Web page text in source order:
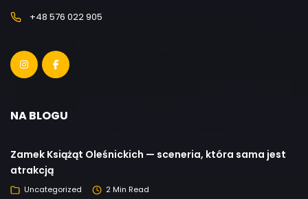
+48 576 022 905
NA BLOGU
Zamek Książąt Oleśnickich — sceneria, która sama jest
atrakcją
Uncategorized 2 Min Read